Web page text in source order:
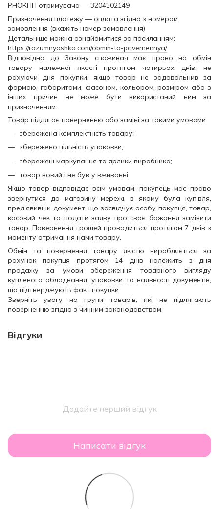
РНОКПП отримувача — 3204302149
Призначення платежу — оплата згідно з номером
замовлення (вкажіть номер замовлення)
Детальніше можна ознайомитися за посиланням:
https://rozumnyashka.com/obmin-ta-povernennya/
Відповідно до Закону споживач має право на обмін
товару належної якості протягом чотирьох днів, не
рахуючи дня покупки, якщо товар не задовольнив за
формою, габаритами, фасоном, кольором, розміром або з
інших причин не може бути використаний ним за
призначенням.
Товар підлягає поверненню або заміні за такими умовами:
збережена комплектність товару;
збережено цільність упаковки;
збережені маркування та ярлики виробника;
товар новий і не був у вживанні.
Якщо товар відповідає всім умовам, покупець має право
звернутися до магазину мережі, в якому була купівля,
пред’явивши документ, що засвідчує особу покупця, товар,
касовий чек та подати заяву про своє бажання замінити
товар. Повернення грошей провадиться протягом 7 днів з
моменту отримання нами товару.
Обмін та повернення товару якістю виробляється за
рахунок покупця протягом 14 днів належить з дня
продажу за умови збереження товарного вигляду
купленого обладнання, упаковки та наявності документів,
що підтверджують факт покупки.
Зверніть увагу на групи товарів, які не підлягають
поверненню згідно з чинним законодавством.
Відгуки
Додайте перший відгук
Написати відгук